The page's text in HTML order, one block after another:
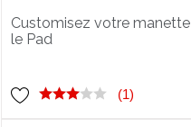
Customisez votre
le Pad
(1)